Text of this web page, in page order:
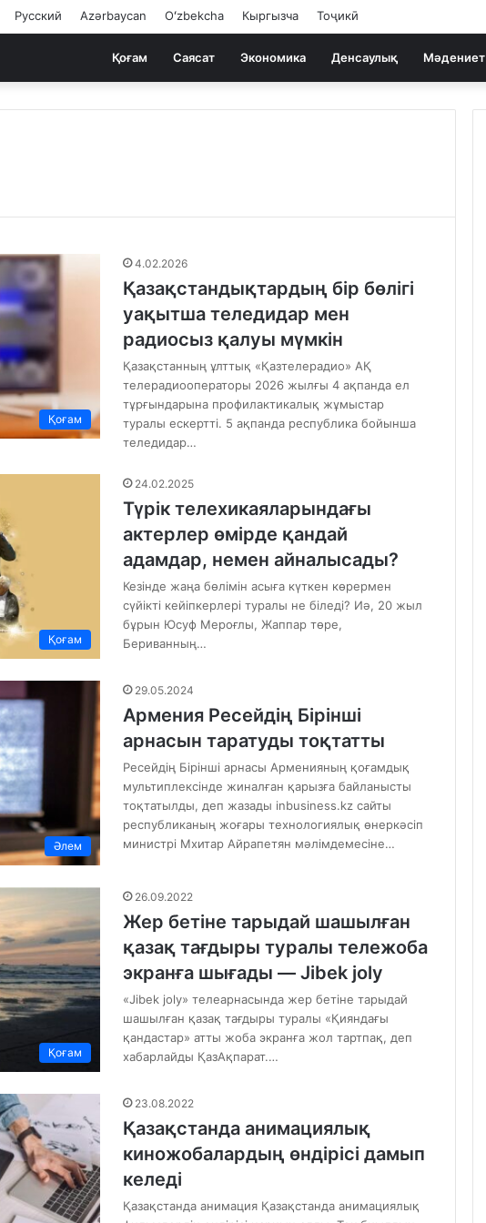
Русский Azərbaycan Oʻzbekcha Кыргызча Тоҷикӣ
Қоғам Саясат Экономика Денсаулық Мәдениет
Қоғам
4.02.2026
Қазақстандықтардың бір бөлігі
уақытша теледидар мен
радиосыз қалуы мүмкін
Қазақстанның ұлттық «Қазтелерадио» АҚ
телерадиооператоры 2026 жылғы 4 ақпанда ел
тұрғындарына профилактикалық жұмыстар
туралы ескертті. 5 ақпанда республика бойынша
теледидар…
Қоғам
24.02.2025
Түрік телехикаяларындағы
актерлер өмірде қандай
адамдар, немен айналысады?
Кезінде жаңа бөлімін асыға күткен көрермен
сүйікті кейіпкерлері туралы не біледі? Иә, 20 жыл
бұрын Юсуф Мероғлы, Жаппар төре,
Бериванның…
Әлем
29.05.2024
Армения Ресейдің Бірінші
арнасын таратуды тоқтатты
Ресейдің Бірінші арнасы Арменияның қоғамдық
мультиплексінде жиналған қарызға байланысты
тоқтатылды, деп жазады inbusiness.kz сайты
республиканың жоғары технологиялық өнеркәсіп
министрі Мхитар Айрапетян мәлімдемесіне…
Қоғам
26.09.2022
Жер бетіне тарыдай шашылған
қазақ тағдыры туралы тележоба
экранға шығады — Jibek joly
«Jibek joly» телеарнасында жер бетіне тарыдай
шашылған қазақ тағдыры туралы «Қияндағы
қандастар» атты жоба экранға жол тартпақ, деп
хабарлайды ҚазАқпарат.…
23.08.2022
Қазақстанда анимациялық
киножобалардың өндірісі дамып
келеді
Қазақстанда анимация Қазақстанда анимациялық